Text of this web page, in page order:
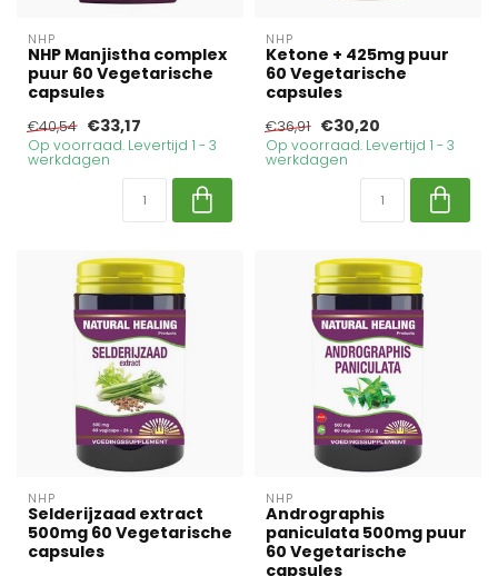
NHP
NHP Manjistha complex
puur 60 Vegetarische
capsules
€40,54 €33,17
Op voorraad. Levertijd 1 - 3
werkdagen
NHP
Ketone + 425mg puur
60 Vegetarische
capsules
€36,91 €30,20
Op voorraad. Levertijd 1 - 3
werkdagen
NHP
Selderijzaad extract
500mg 60 Vegetarische
capsules
NHP
Andrographis
paniculata 500mg puur
60 Vegetarische
capsules